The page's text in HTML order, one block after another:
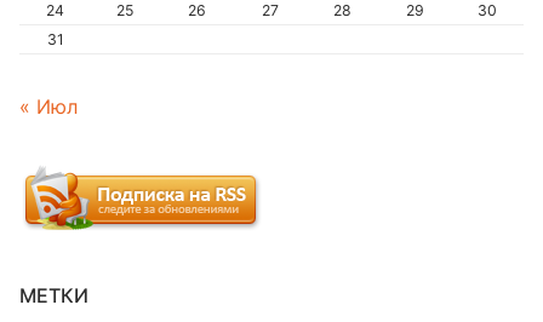
24
25 26 27 28 29
30
31
« Июл
МЕТКИ